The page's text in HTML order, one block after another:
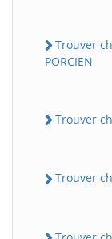
Trouver
PORCIEN
Trouver
Trouver